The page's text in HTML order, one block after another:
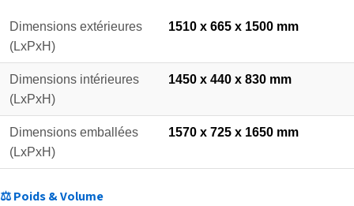
Dimensions extérieures
(LxPxH)
1510 x 665 x 1500 mm
Dimensions intérieures
(LxPxH)
1450 x 440 x 830 mm
Dimensions emballées
(LxPxH)
1570 x 725 x 1650 mm
⚖️ Poids & Volume